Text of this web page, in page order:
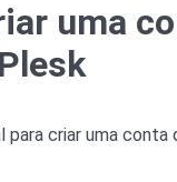
uma
criar uma conta